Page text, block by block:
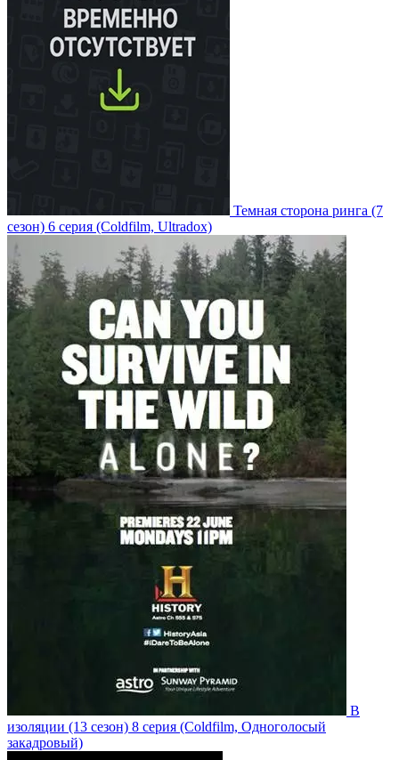
Темная сторона ринга (7
сезон) 6 серия (Coldfilm, Ultradox)
В
изоляции (13 сезон) 8 серия (Coldfilm, Одноголосый
закадровый)